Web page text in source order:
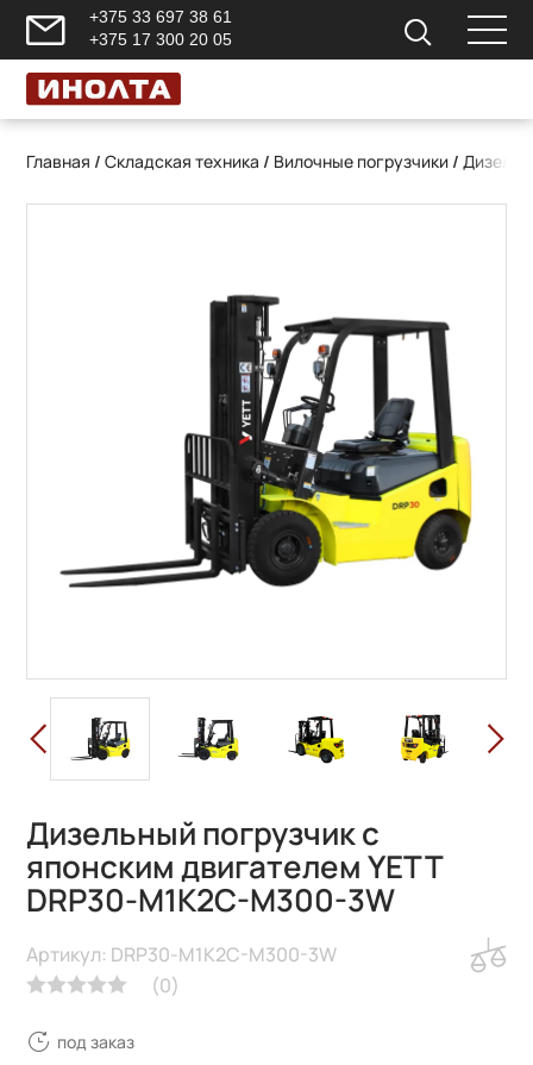
+375 33 697 38 61
+375 17 300 20 05
Главная /Складская техника / Вилочные погрузчики /
Дизельный погрузчик с
японским двигателем YETT
DRP30-M1K2C-M300-3W
(0)
Артикул: DRP30-M1K2C-M300-3W
под заказ